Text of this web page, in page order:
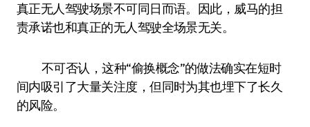
真正无人驾驶场景不可同日而语。因此，威马的担
责承诺也和真正的无人驾驶全场景无关。
不可否认，这种“偷换概念”的做法确实在短时
间内吸引了大量关注度，但同时为其也埋下了长久
的风险。